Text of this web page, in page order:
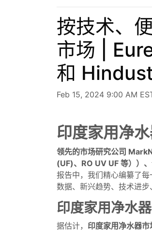
按技术、
市场 |
和
Feb 15, 2024 9:00 AM
印度家用净
领先的市场研究公司
(UF)、RO UV UF 等））
报告中，我们精心编纂了
数据、新兴趋势、技术进
印度家用净水器
据估计， 印度家用净水器市